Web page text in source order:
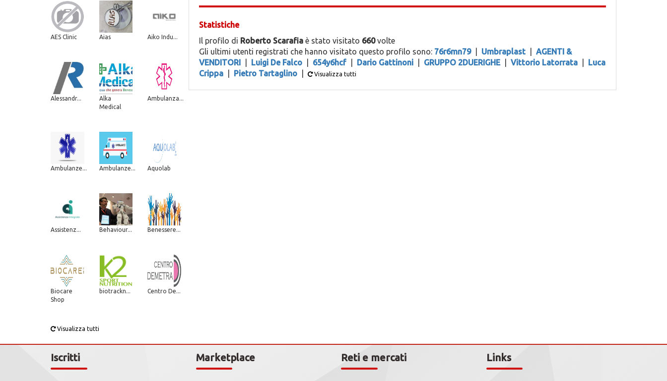
AES Clinic Aias Aiko Indu...
Alessandr...
Alka
Medical
Ambulanza...
Ambulanze... Ambulanze... Aquolab
Assistenz... Behaviour... Benessere...
Biocare
Shop
biotrackn... Centro De...
Visualizza tutti
Statistiche
Il profilo di Roberto Scarafiaè stato visitato 660volte
Gli ultimi utenti registrati che hanno visitato questo profilo sono: 76r6mn79 Umbraplast
AGENTI &
VENDITORI
Luigi De Falco 654y6hcf Dario Gattinoni GRUPPO 2DUERIGHE Vittorio Latorrata
Luca
Crippa
Pietro Tartaglino Visualizza tutti
Iscritti Marketplace Reti e mercati Links